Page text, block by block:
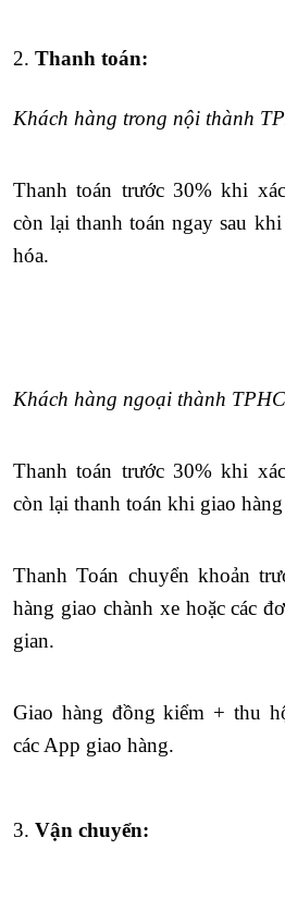
2. Thanh toán:
Khách hàng trong nội thành
Thanh toán trước 30% khi
còn lạithanh toán ngay sau
hóa.
Khách hàng ngoại thành
Thanh toán trước 30% khi
còn lại thanh toán khi giao
Thanh Toán chuyển khoản
hàng giao chành xe hoặc các
gian.
Giao hàng đồng kiểm + thu
các App giao hàng.
3. Vận chuyển: